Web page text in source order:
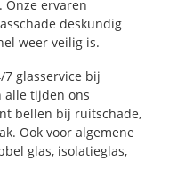
ervaren
deskundig
weer veilig is.
glasservice bij
alle tijden ons
bellen bij ruitschade,
Ook voor algemene
glas, isolatieglas,